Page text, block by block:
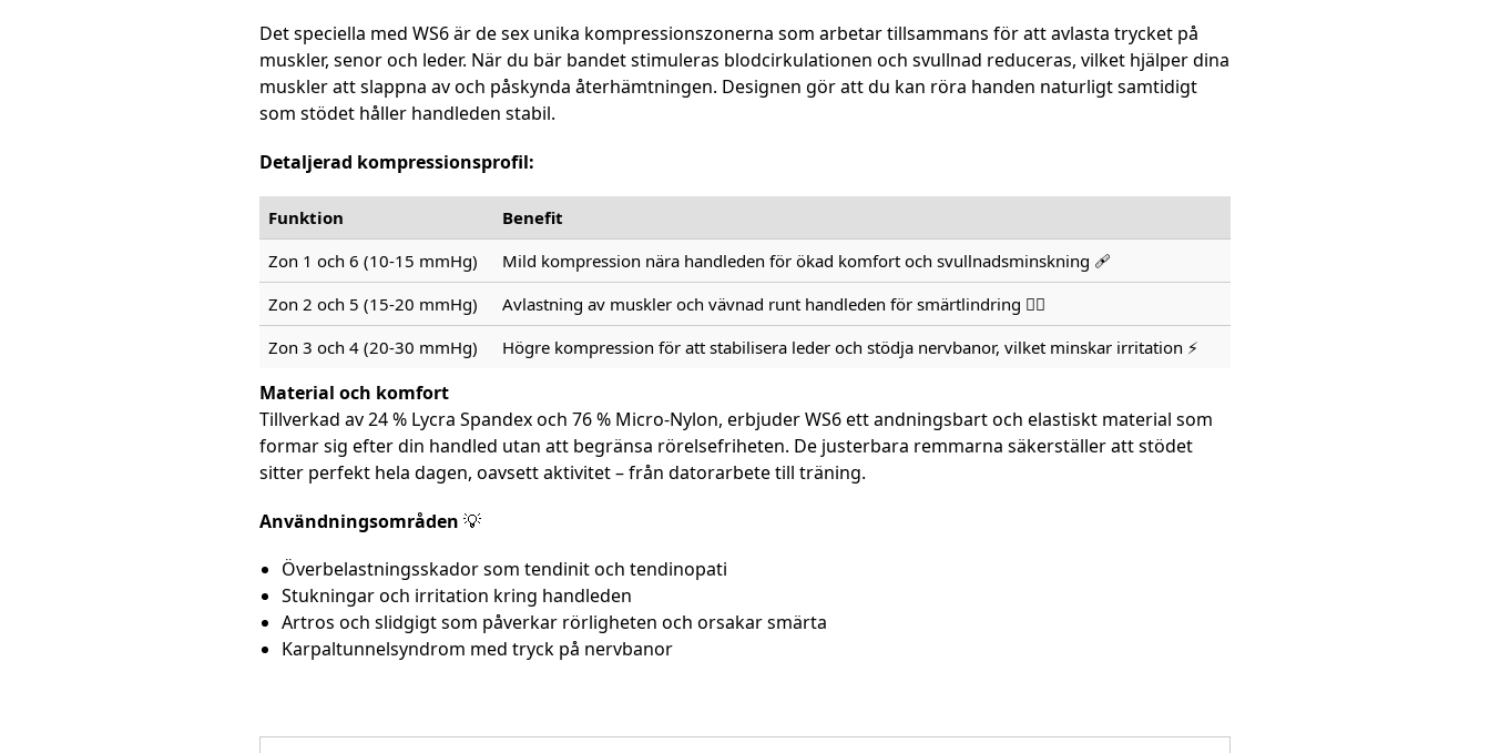
Det speciella med WS6 är de sex unika kompressionszonerna som arbetar tillsammans för att avlasta trycket på
muskler, senor och leder. När du bär bandet stimuleras blodcirkulationen och svullnad reduceras, vilket hjälper dina
muskler att slappna av och påskynda återhämtningen. Designen gör att du kan röra handen naturligt samtidigt
som stödet håller handleden stabil.
Detaljerad kompressionsprofil:
Funktion
Benefit
Zon 1 och 6 (10-15 mmHg)
Mild kompression nära handleden för ökad komfort och svullnadsminskning 🩹
Zon 2 och 5 (15-20 mmHg)
Avlastning av muskler och vävnad runt handleden för smärtlindring 💆‍♂️
Zon 3 och 4 (20-30 mmHg)
Högre kompression för att stabilisera leder och stödja nervbanor, vilket minskar irritation ⚡
Material och komfort
Tillverkad av 24 % Lycra Spandex och 76 % Micro-Nylon, erbjuder WS6 ett andningsbart och elastiskt material som
formar sig efter din handled utan att begränsa rörelsefriheten. De justerbara remmarna säkerställer att stödet
sitter perfekt hela dagen, oavsett aktivitet – från datorarbete till träning.
Användningsområden 💡
Överbelastningsskador som tendinit och tendinopati
Stukningar och irritation kring handleden
Artros och slidgigt som påverkar rörligheten och orsakar smärta
Karpaltunnelsyndrom med tryck på nervbanor